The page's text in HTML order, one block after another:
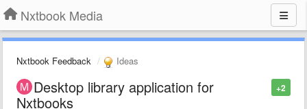
Nxtbook Media
Nxtbook Feedback Ideas
+2
Desktop library application for
Nxtbooks